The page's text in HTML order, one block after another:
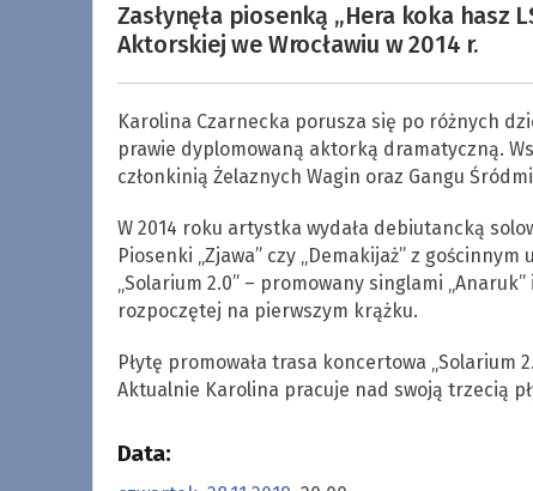
Zasłynęła piosenką „Hera koka hasz
Aktorskiej we Wrocławiu w 2014 r.
Karolina Czarnecka porusza się po różnych
prawie dyplomowaną aktorką dramatyczną.
członkinią Żelaznych Wagin oraz Gangu
W 2014 roku artystka wydała debiutancką
Piosenki „Zjawa” czy „Demakijaż” z
„Solarium 2.0” – promowany singlami
rozpoczętej na pierwszym krążku.
Płytę promowała trasa koncertowa „Solarium
Aktualnie Karolina pracuje nad swoją trzecią
Data: